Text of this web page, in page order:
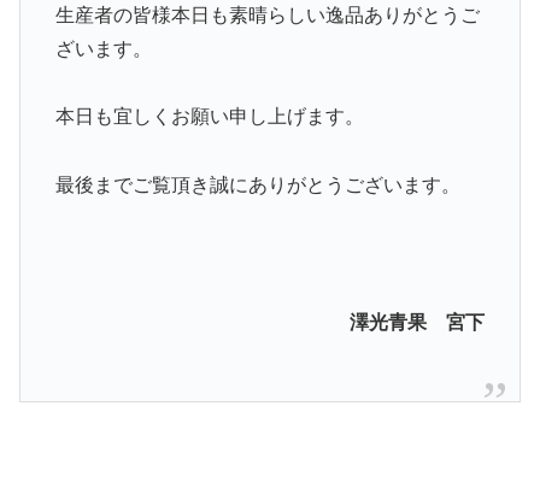
生産者の皆様本日も素晴らしい逸品ありがとうご
ざいます。
本日も宜しくお願い申し上げます。
最後までご覧頂き誠にありがとうございます。
澤光青果 宮下